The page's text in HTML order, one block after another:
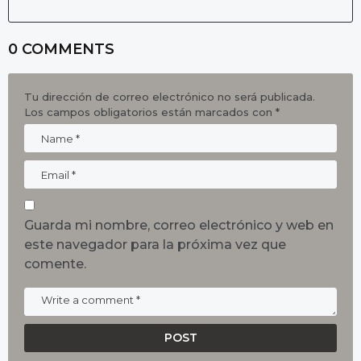
0 COMMENTS
Tu dirección de correo electrónico no será publicada.
Los campos obligatorios están marcados con *
Guarda mi nombre, correo electrónico y web en
este navegador para la próxima vez que
comente.